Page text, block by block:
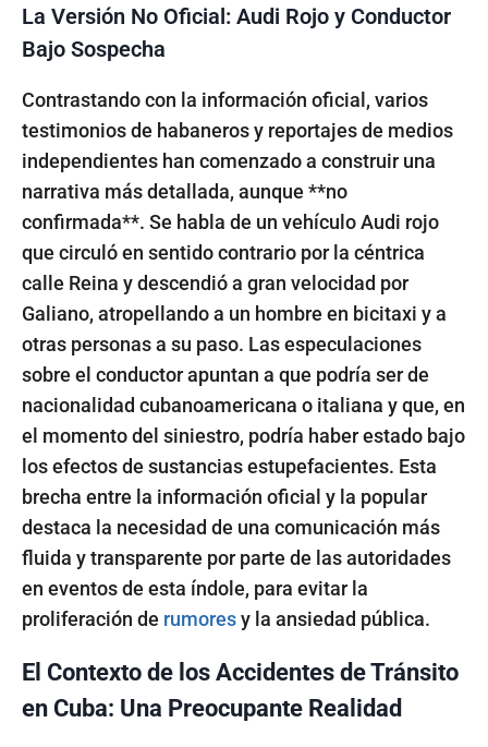
La Versión No Oficial: Audi Rojo y Conductor
Bajo Sospecha
Contrastando con la información oficial, varios
testimonios de habaneros y reportajes de medios
independientes han comenzado a construir una
narrativa más detallada, aunque **no
confirmada**. Se habla de un vehículo Audi rojo
que circuló en sentido contrario por la céntrica
calle Reina y descendió a gran velocidad por
Galiano, atropellando a un hombre en bicitaxi y a
otras personas a su paso. Las especulaciones
sobre el conductor apuntan a que podría ser de
nacionalidad cubanoamericana o italiana y que, en
el momento del siniestro, podría haber estado bajo
los efectos de sustancias estupefacientes. Esta
brecha entre la información oficial y la popular
destaca la necesidad de una comunicación más
fluida y transparente por parte de las autoridades
en eventos de esta índole, para evitar la
proliferación de rumoresy la ansiedad pública.
El Contexto de los Accidentes de Tránsito
en Cuba: Una Preocupante Realidad